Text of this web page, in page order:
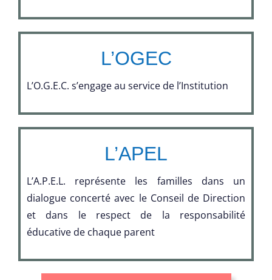
L’OGEC
L’O.G.E.C. s’engage au service de l’Institution
L’APEL
L’A.P.E.L. représente les familles dans un
dialogue concerté avec le Conseil de Direction
et dans le respect de la responsabilité
éducative de chaque parent